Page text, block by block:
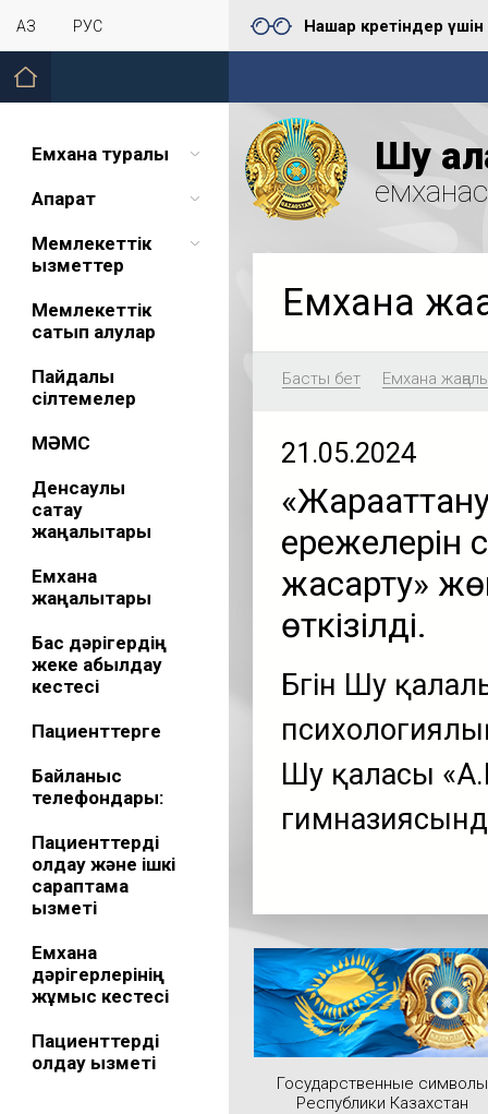
ҚАЗ РУС Нашар көретіндер үшін
Емхана туралы
Ақпарат
Мемлекеттік
қызметтер
Мемлекеттік
сатып алулар
Пайдалы
сілтемелер
МӘМС
Денсаулық
сақтау
жаңалықтары
Емхана
жаңалықтары
Бас дәрігердің
жеке қабылдау
кестесі
Пациенттерге
Байланыс
телефондары:
Пациенттерді
қолдау және ішкі
сараптама
қызметі
Емхана
дәрігерлерінің
жұмыс кестесі
Пациенттерді
қолдау қызметі
Шу
Емхана
Басты бет Емхана
21.05.2024
ережелерін
жақсарту»
өткізілді.
Бүгін Шу
Шу қаласы
Государственные символы
Республики Казахстан